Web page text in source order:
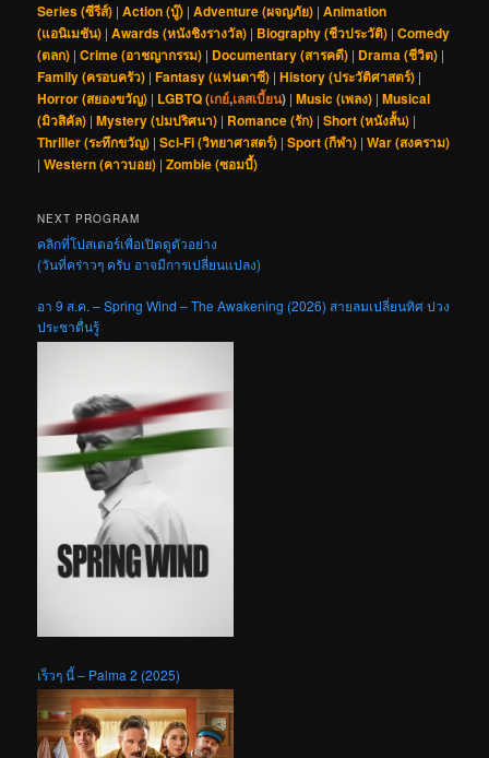
Series (ซีรีส์) |Action (บู๊) |Adventure (ผจญภัย) |Animation
(แอนิเมชัน) |Awards (หนังชิงรางวัล) | Biography (ชีวประวัติ) |Comedy
(ตลก) |Crime (อาชญากรรม) | Documentary (สารคดี) | Drama (ชีวิต) |
Family (ครอบครัว) |Fantasy (แฟนตาซี) |History (ประวัติศาสตร์) |
Horror (สยองขวัญ) | LGBTQ (เกย์,เลสเบี้ยน) |Music (เพลง) |Musical
(มิวสิคัล) |Mystery (ปมปริศนา) | Romance (รัก) |Short (หนังสั้น) |
Thriller (ระทึกขวัญ) |Sci-Fi (วิทยาศาสตร์) |Sport (กีฬา) |War (สงคราม)
|Western (คาวบอย) |Zombie (ซอมบี้)
NEXT PROGRAM
คลิกที่โปสเตอร์เพื่อเปิดดูตัวอย่าง
(วันที่คร่าวๆ ครับ อาจมีการเปลี่ยนแปลง)
อา 9 ส.ค. – Spring Wind – The Awakening (2026) สายลมเปลี่ยนทิศ ปวง
ประชาตื่นรู้
เร็วๆ นี้ – Palma 2 (2025)